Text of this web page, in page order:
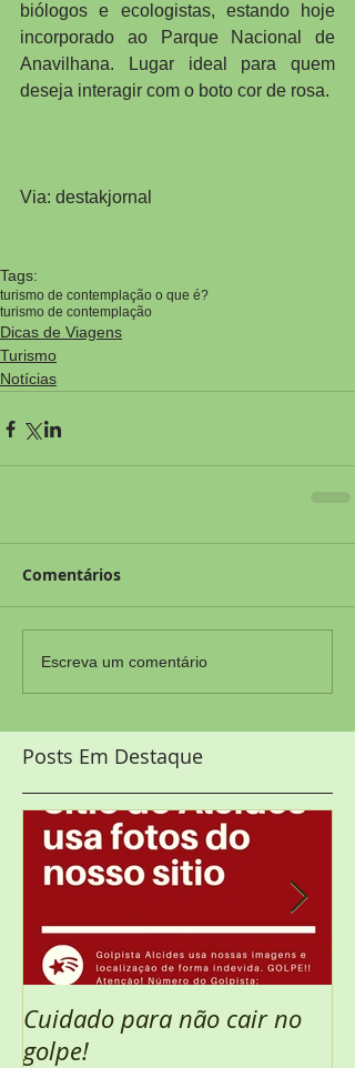
biólogos e ecologistas, estando hoje
incorporado ao Parque Nacional de
Anavilhana. Lugar ideal para quem
deseja interagir com o boto cor de rosa.
Via: destakjornal
Tags:
turismo de contemplação o que é?
turismo de contemplação
Dicas de Viagens
Turismo
Notícias
Comentários
Escreva um comentário
Posts Em Destaque
Cuidado para não cair no
golpe!